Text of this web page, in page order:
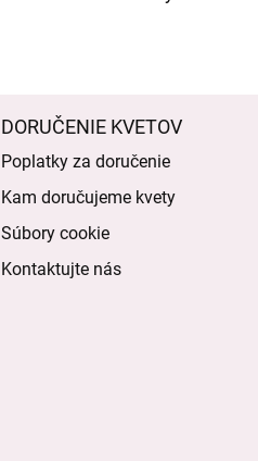
DORUČENIE KVETOV
Poplatky za doručenie
Kam doručujeme kvety
Súbory cookie
Kontaktujte nás